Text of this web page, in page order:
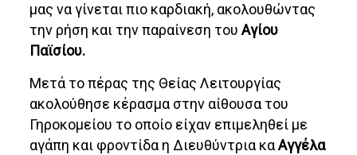
μας να γίνεται πιο καρδιακή, ακολουθώντας
την ρήση και την παραίνεση τουΑγίου
Παϊσίου.
Μετά το πέρας της Θείας Λειτουργίας
ακολούθησε κέρασμα στην αίθουσα του
Γηροκομείου το οποίο είχαν επιμεληθεί με
αγάπη και φροντίδα η Διευθύντρια καΑγγέλα